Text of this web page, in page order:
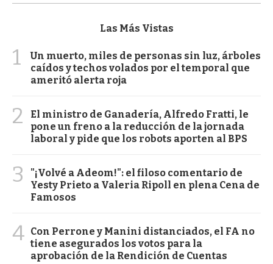
Las Más Vistas
1
Un muerto, miles de personas sin luz, árboles
caídos y techos volados por el temporal que
ameritó alerta roja
2
El ministro de Ganadería, Alfredo Fratti, le
pone un freno a la reducción de la jornada
laboral y pide que los robots aporten al BPS
3
"¡Volvé a Adeom!": el filoso comentario de
Yesty Prieto a Valeria Ripoll en plena Cena de
Famosos
4 Con Perrone y Manini distanciados, el FA no
tiene asegurados los votos para la
aprobación de la Rendición de Cuentas